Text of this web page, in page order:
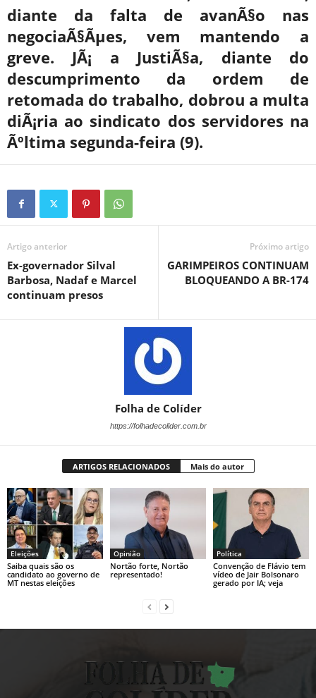
diante da falta de avanÃ§o nas
negociaÃ§Ãµes, vem mantendo a
greve. JÃ¡ a JustiÃ§a, diante do
descumprimento da ordem de
retomada do trabalho, dobrou a multa
diÃ¡ria ao sindicato dos servidores na
Ãºltima segunda-feira (9).
Artigo anterior
Ex-governador Silval
Barbosa, Nadaf e Marcel
continuam presos
Próximo artigo
GARIMPEIROS CONTINUAM
BLOQUEANDO A BR-174
Folha de Colíder
https://folhadecolider.com.br
ARTIGOS RELACIONADOS Mais do autor
Eleições
Saiba quais são os
candidato ao governo de
MT nestas eleições
Opinião
Nortão forte, Nortão
representado!
Política
Convenção de Flávio tem
vídeo de Jair Bolsonaro
gerado por IA; veja